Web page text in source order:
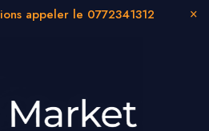
appeler le 0772341312